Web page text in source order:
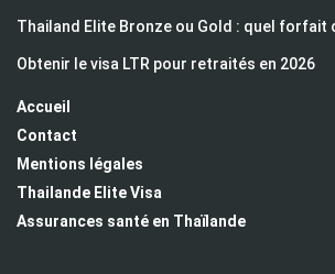
Thailand Elite Bronze ou Gold : quel forfait
Obtenir le visa LTR pour retraités en 2026
Accueil
Contact
Mentions légales
Thailande Elite Visa
Assurances santé en Thaïlande